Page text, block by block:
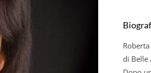
di Belle